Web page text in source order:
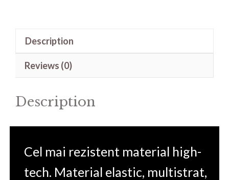
quantity
Description
Reviews (0)
Description
Cel mai rezistent material high-
tech. Material elastic, multistrat,